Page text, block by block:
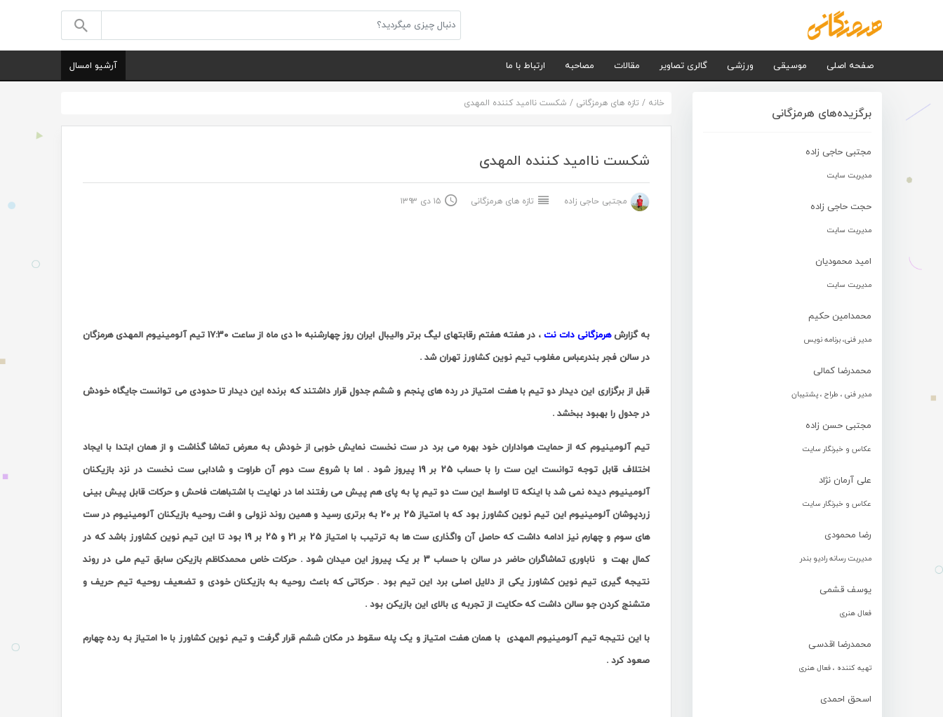
صفحه اصلی موسیقی ورزشی گالری تصاویر مقالات مصاحبه ارتباط با ما آرشیو امسال
برگزیده‌های هرمزگانی
مجتبی حاجی زاده
مدیریت سایت
حجت حاجی زاده
مدیریت سایت
امید محمودیان
مدیریت سایت
محمدامین حکیم
مدیر فنی، برنامه نویس
محمدرضا کمالی
مدیر فنی ، طراح ، پشتیبان
مجتبی حسن زاده
عکاس و خبرنگار سایت
علی آرمان نژاد
عکاس و خبرنگار سایت
رضا محمودی
مدیریت رسانه رادیو بندر
یوسف قشمی
فعال هنری
محمدرضا اقدسی
تهیه کننده ، فعال هنری
اسحق احمدی
خانه / تازه های هرمزگانی / شکست ناامید کننده المهدی
شکست ناامید کننده المهدی
مجتبی حاجی زاده تازه های هرمزگانی ۱۵ دی ۱۳۹۳
به گزارشهرمزگانی دات نت ، در هفته هفتم رقابتهای لیگ برتر والیبال ایران روز چهارشنبه
10 دی ماه از ساعت 17:30 تیم آلومینیوم المهدی هرمزگان
در سالن فجر بندرعباس مغلوب تیم نوین کشاورز تهران شد .
قبل از برگزاری این دیدار دو تیم با هفت امتیاز در رده های پنجم و ششم جدول قرار داشتند که برنده این دیدار تا حدودی می توانست جایگاه خودش
در جدول را بهبود ببخشد .
تیم آلومینیوم که از حمایت هواداران خود بهره می برد در ست نخست نمایش خوبی از خودش به معرض تماشا گذاشت و از همان ابتدا با ایجاد
اختلاف قابل توجه توانست این ست را با حساب 25 بر 19 پیروز شود . اما با شروع ست دوم آن طراوت و شادابی ست نخست در نزد بازیکنان
آلومینیوم دیده نمی شد با اینکه تا اواسط این ست دو تیم پا به پای هم پیش می رفتند اما در نهایت با اشتباهات فاحش و حرکات قابل پیش بینی
زردپوشان آلومینیوم این تیم نوین کشاورز بود که با امتیاز 25 بر 20 به برتری رسید و همین روند نزولی و افت روحیه بازیکنان آلومینیوم در ست
های سوم و چهارم نیز ادامه داشت که حاصل آن واگذاری ست ها به ترتیب با امتیاز 25 بر 21 و 25 بر 19 بود تا این تیم نوین کشاورز باشد که در
کمال بهت و
ناباوری تماشاگران حاضر در سالن با حساب 3 بر یک پیروز این میدان شود . حرکات خاص محمدکاظم بازیکن سابق تیم ملی در روند
نتیجه گیری تیم نوین کشاورز یکی از دلایل اصلی برد این تیم بود . حرکاتی که باعث روحیه به بازیکنان خودی و تضعیف روحیه تیم حریف و
متشنج کردن جو سالن داشت که حکایت از تجربه ی بالای این بازیکن بود .
با این نتیجه تیم آلومینیوم المهدی
با همان هفت امتیاز و یک پله سقوط در مکان ششم قرار گرفت و تیم نوین کشاورز با 10 امتیاز به رده چهارم
صعود کرد .